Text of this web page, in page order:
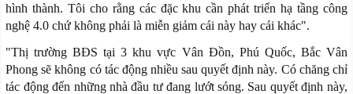
hình thành. Tôi cho rằng các đặc khu cần phát triển hạ tầng công
nghệ 4.0 chứ không phải là miễn giảm cái này hay cái khác".
"Thị trường BĐS tại 3 khu vực Vân Đồn, Phú Quốc, Bắc Vân
Phong sẽ không có tác động nhiều sau quyết định này. Có chăng chỉ
tác động đến những nhà đầu tư đang lướt sóng. Sau quyết định này,